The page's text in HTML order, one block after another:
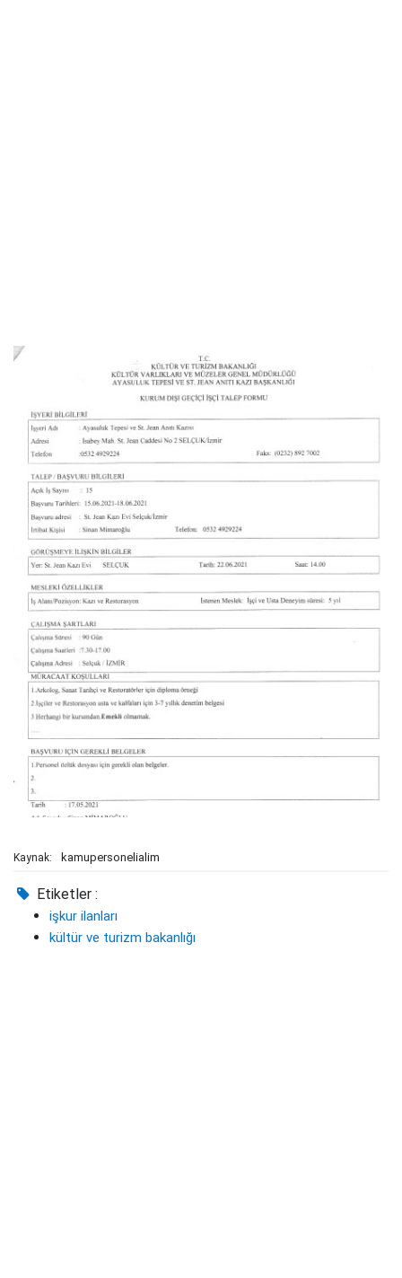
Kaynak: kamupersonelialim
Etiketler :
işkur ilanları
kültür ve turizm bakanlığı